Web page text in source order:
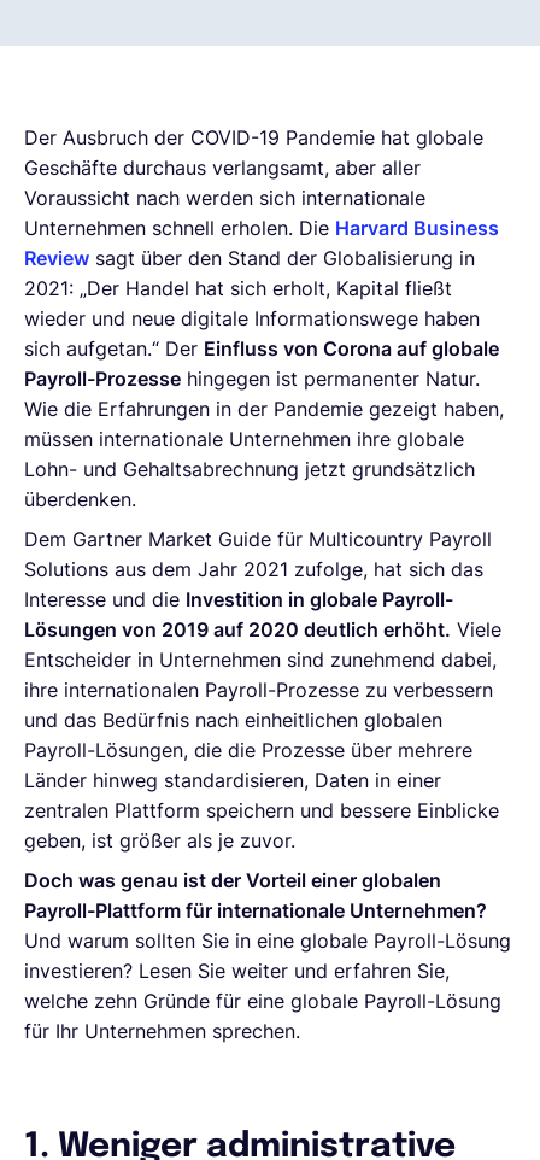
Der Ausbruch der COVID-19 Pandemie hat globale
Geschäfte durchaus verlangsamt, aber aller
Voraussicht nach werden sich internationale
Unternehmen schnell erholen. Die Harvard Business
Review sagt über den Stand der Globalisierung in
2021: „Der Handel hat sich erholt, Kapital fließt
wieder und neue digitale Informationswege haben
sich aufgetan.“ Der Einfluss von Corona auf globale
Payroll-Prozesse hingegen ist permanenter Natur.
Wie die Erfahrungen in der Pandemie gezeigt haben,
müssen internationale Unternehmen ihre globale
Lohn- und Gehaltsabrechnung jetzt grundsätzlich
überdenken.
Dem Gartner Market Guide für Multicountry Payroll
Solutions aus dem Jahr 2021 zufolge, hat sich das
Interesse und die Investition in globale Payroll-
Lösungen von 2019 auf 2020 deutlich erhöht. Viele
Entscheider in Unternehmen sind zunehmend dabei,
ihre internationalen Payroll-Prozesse zu verbessern
und das Bedürfnis nach einheitlichen globalen
Payroll-Lösungen, die die Prozesse über mehrere
Länder hinweg standardisieren, Daten in einer
zentralen Plattform speichern und bessere Einblicke
geben, ist größer als je zuvor.
Doch was genau ist der Vorteil einer globalen
Payroll-Plattform für internationale Unternehmen?
Und warum sollten Sie in eine globale Payroll-Lösung
investieren? Lesen Sie weiter und erfahren Sie,
welche zehn Gründe für eine globale Payroll-Lösung
für Ihr Unternehmen sprechen.
1. Weniger administrative